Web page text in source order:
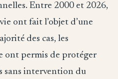
Entre 2000 et 2026,
ont fait l’objet d’une
des cas, les
ont permis de protéger
sans intervention du